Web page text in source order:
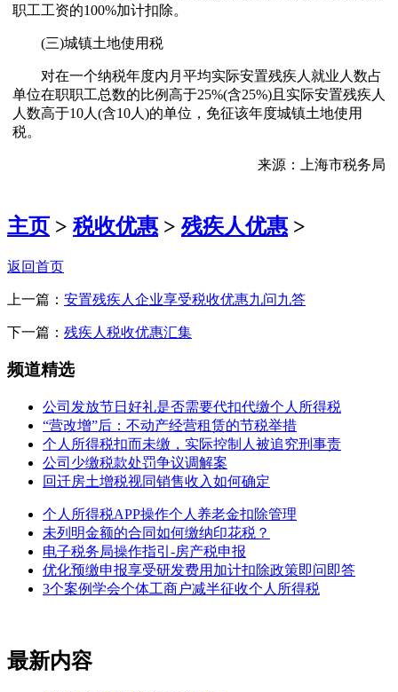
职工工资的100%加计扣除。
(三)城镇土地使用税
对在一个纳税年度内月平均实际安置残疾人就业人数占
单位在职职工总数的比例高于25%(含25%)且实际安置残疾人
人数高于10人(含10人)的单位，免征该年度城镇土地使用
税。
来源：上海市税务局
主页 > 税收优惠>残疾人优惠>
返回首页
上一篇： 安置残疾人企业享受税收优惠九问九答
下一篇： 残疾人税收优惠汇集
频道精选
公司发放节日好礼是否需要代扣代缴个人所得税
“营改增”后：不动产经营租赁的节税举措
个人所得税扣而未缴，实际控制人被追究刑事责
公司少缴税款处罚争议调解案
回迁房土增税视同销售收入如何确定
个人所得税APP操作个人养老金扣除管理
未列明金额的合同如何缴纳印花税？
电子税务局操作指引-房产税申报
优化预缴申报享受研发费用加计扣除政策即问即答
3个案例学会个体工商户减半征收个人所得税
最新内容